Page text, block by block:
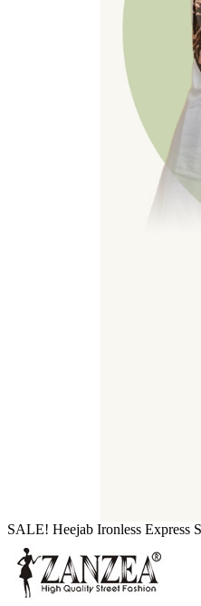
SALE! Heejab Ironless Express